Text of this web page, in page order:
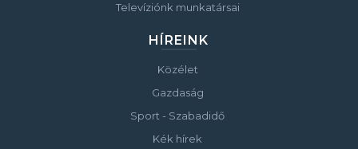
Televíziónk munkatársai
HÍREINK
Közélet
Gazdaság
Sport - Szabadidő
Kék hírek